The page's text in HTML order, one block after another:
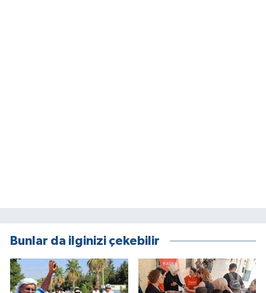
Bunlar da ilginizi çekebilir